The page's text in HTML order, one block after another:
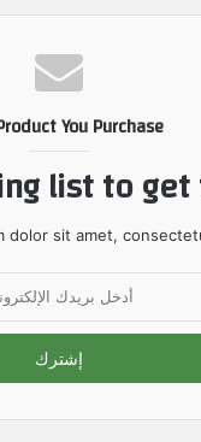
You Purchase
list to
dolor sit amet,